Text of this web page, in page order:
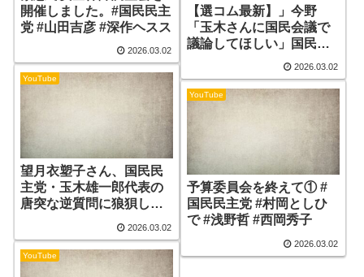
開催しました。#国民民主
党 #山田吉彦 #深作ヘスス
2026.03.02
【選コム最新】」今野
「玉木さんに国民会議で
議論してほしい」国民民
主党 玉木代表に選挙の強
さや、注目の国民会議へ
の参加を問う！また、
ReHacQで共演者が大絶
賛だった注目の新人にも
2026.03.02
YouTube
望月衣塑子さん、国民民
主党・玉木雄一郎代表の
唐突な逆質問に狼狽して
完全論破されてしまう
w【記者会見 自民党 高市
早苗 小野田紀美 小泉進次
郎 横田一 東京新聞】
2026.03.02
YouTube
予算委員会を終えて① #
国民民主党 #村岡としひ
で #浅野哲 #西岡秀子
2026.03.02
YouTube